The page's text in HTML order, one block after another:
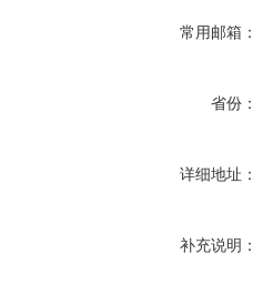
常用邮箱：
省份：
详细地址：
补充说明：